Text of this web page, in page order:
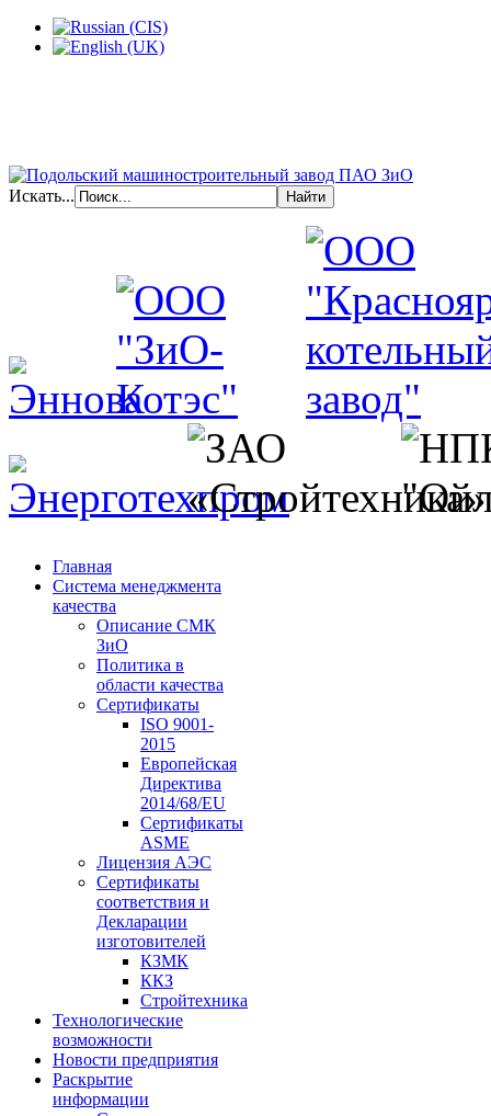
Искать...
Главная
Система менеджмента
качества
Описание СМК
ЗиО
Политика в
области качества
Сертификаты
ISO 9001-
2015
Европейская
Директива
2014/68/EU
Сертификаты
ASME
Лицензия АЭС
Сертификаты
соответствия и
Декларации
изготовителей
КЗМК
ККЗ
Стройтехника
Технологические
возможности
Новости предприятия
Раскрытие
информации